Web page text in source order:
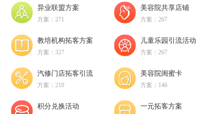
异业联盟方案
方案：271
美容院共享店铺
方案：267
教培机构拓客方案
方案：327
儿童乐园引流活动
方案：267
汽修门店拓客引流
方案：210
美容院闺蜜卡
方案：146
积分兑换活动 一元拓客方案